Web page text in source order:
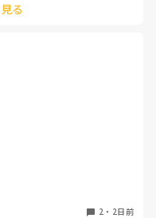
る
アクションがなかった
2 ・ 2日前